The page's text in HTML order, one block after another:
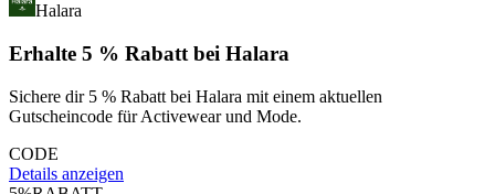
Halara
Erhalte 5 % Rabatt bei Halara
Sichere dir 5 % Rabatt bei Halara mit einem aktuellen
Gutscheincode für Activewear und Mode.
CODE
Details anzeigen